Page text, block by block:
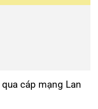
cáp mạng Lan